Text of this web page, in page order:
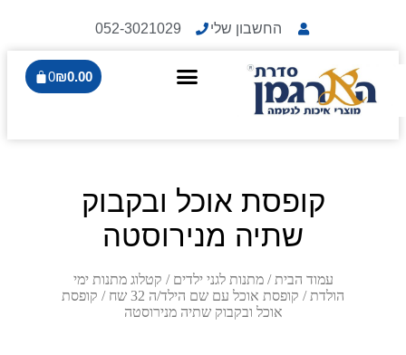
החשבון שלי 052-3021029
₪0.00
0
קופסת אוכל ובקבוק
שתיה מנירוסטה
עמוד הבית /מתנות לגני ילדים / קטלוג מתנות ימי
הולדת / קופסת אוכל עם שם הילד/ה 32 שח
/ קופסת
אוכל ובקבוק שתיה מנירוסטה